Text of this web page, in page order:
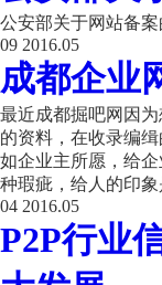
公安部关于网站备
09 2016.05
成都企业
最近成都掘吧网因
的资料，在收录编
如企业主所愿，给
种瑕疵，给人的印
04 2016.05
P2P行业